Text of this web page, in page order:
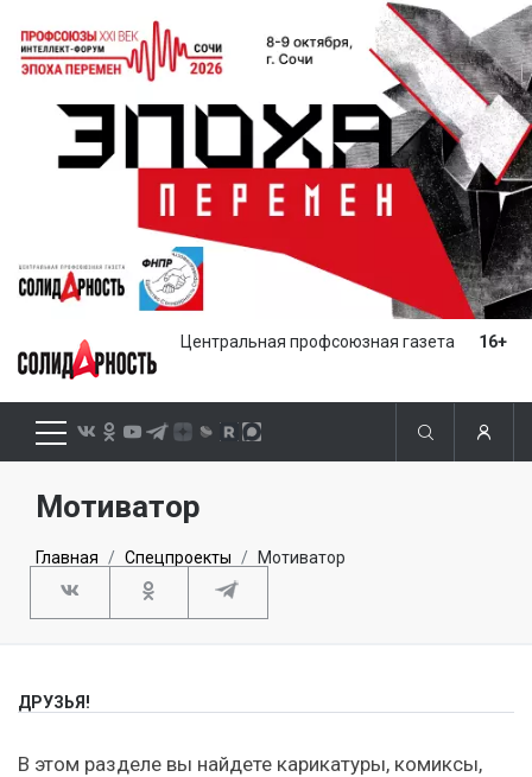
Центральная профсоюзная газета 16+
Мотиватор
Главная Спецпроекты Мотиватор
ДРУЗЬЯ!
В этом разделе вы найдете карикатуры, комиксы,